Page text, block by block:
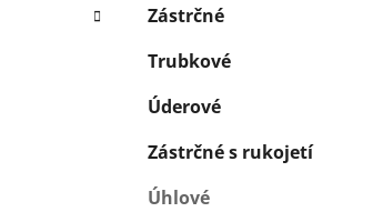
Zástrčné
Trubkové
Úderové
Zástrčné s rukojetí
Úhlové